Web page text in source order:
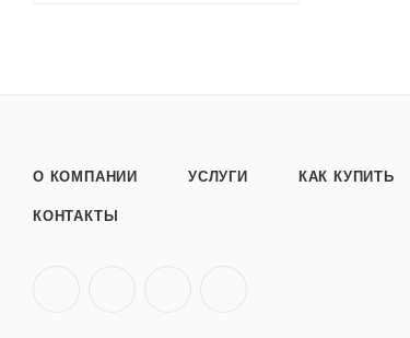
О КОМПАНИИ УСЛУГИ КАК КУПИТЬ
КОНТАКТЫ